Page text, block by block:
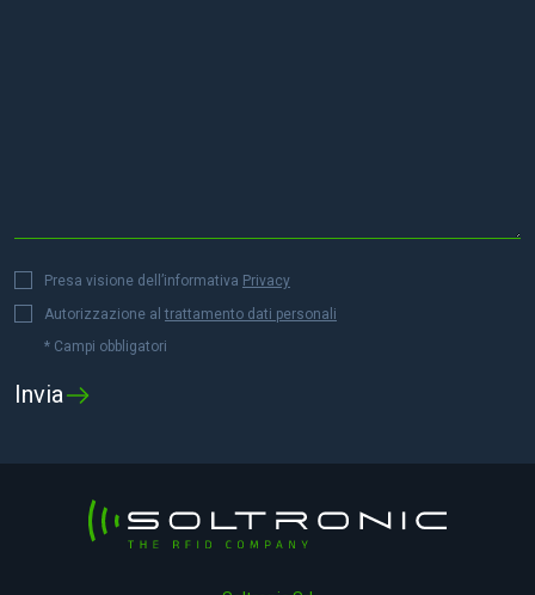
Presa visione dell’informativa Privacy
Autorizzazione altrattamento dati personali
* Campi obbligatori